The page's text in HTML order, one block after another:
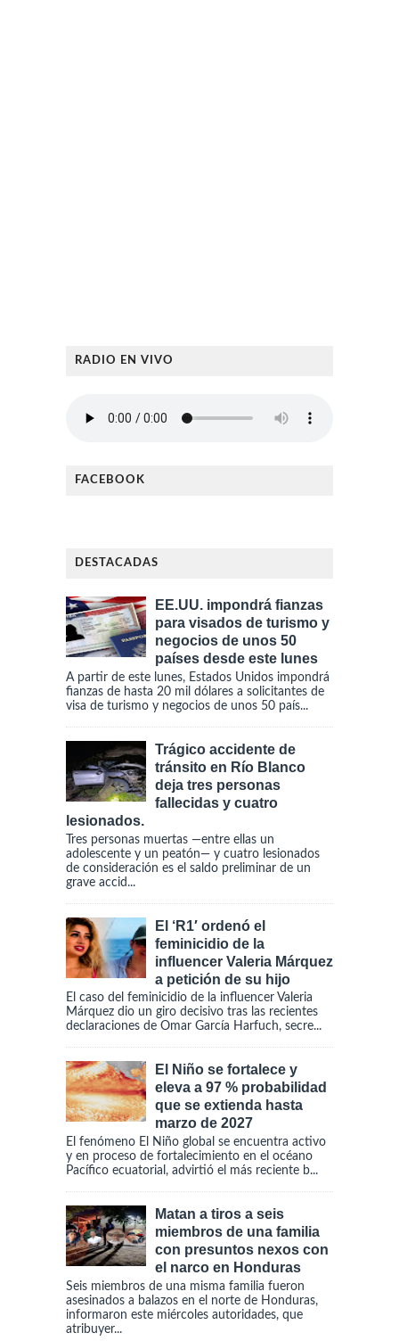
RADIO EN VIVO
FACEBOOK
DESTACADAS
EE.UU. impondrá fianzas
para visados de turismo y
negocios de unos 50
países desde este lunes
A partir de este lunes, Estados Unidos impondrá
fianzas de hasta 20 mil dólares a solicitantes de
visa de turismo y negocios de unos 50 país...
Trágico accidente de
tránsito en Río Blanco
deja tres personas
fallecidas y cuatro
lesionados.
Tres personas muertas —entre ellas un
adolescente y un peatón— y cuatro lesionados
de consideración es el saldo preliminar de un
grave accid...
El ‘R1′ ordenó el
feminicidio de la
influencer Valeria Márquez
a petición de su hijo
El caso del feminicidio de la influencer Valeria
Márquez dio un giro decisivo tras las recientes
declaraciones de Omar García Harfuch, secre...
El Niño se fortalece y
eleva a 97 % probabilidad
que se extienda hasta
marzo de 2027
El fenómeno El Niño global se encuentra activo
y en proceso de fortalecimiento en el océano
Pacífico ecuatorial, advirtió el más reciente b...
Matan a tiros a seis
miembros de una familia
con presuntos nexos con
el narco en Honduras
Seis miembros de una misma familia fueron
asesinados a balazos en el norte de Honduras,
informaron este miércoles autoridades, que
atribuyer...